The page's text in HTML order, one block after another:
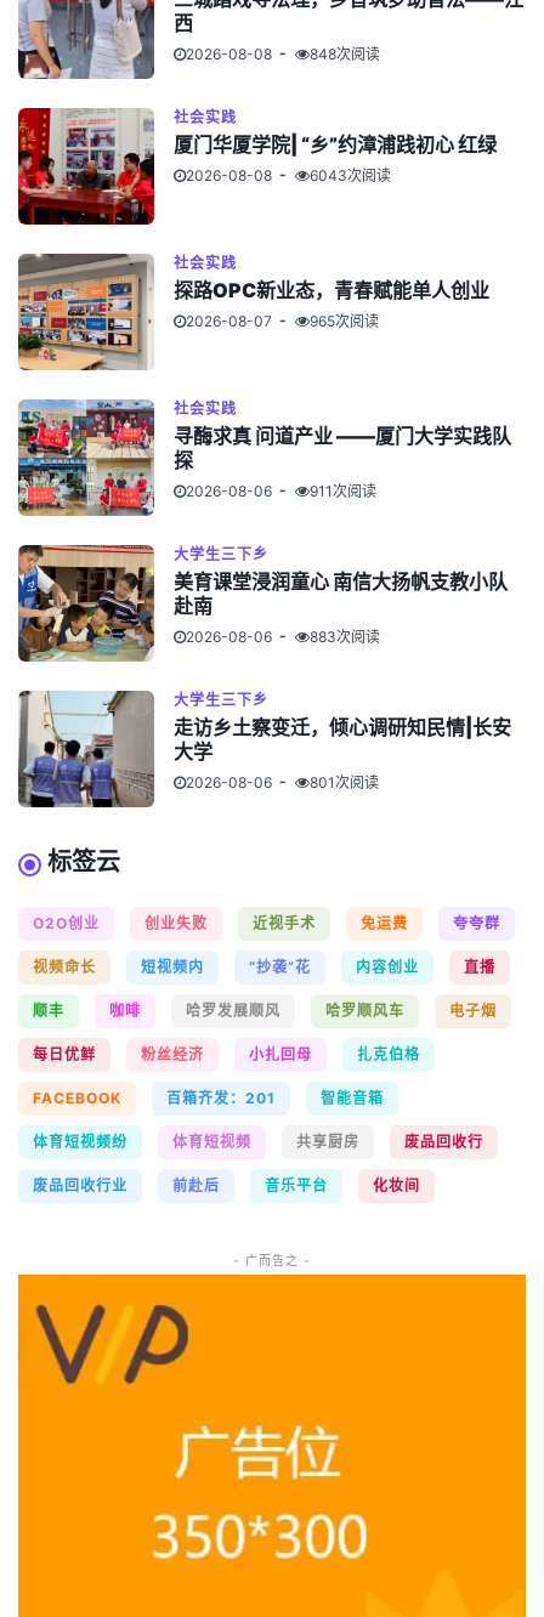
西
2026-08-08 848次阅读
社会实践
厦门华厦学院| “乡”约漳浦践初心 红绿
2026-08-08 6043次阅读
社会实践
探路OPC新业态，青春赋能单人创业
2026-08-07 965次阅读
社会实践
寻酶求真 问道产业 ——厦门大学实践队
探
2026-08-06 911次阅读
大学生三下乡
美育课堂浸润童心 南信大扬帆支教小队
赴南
2026-08-06 883次阅读
大学生三下乡
走访乡土察变迁，倾心调研知民情|长安
大学
2026-08-06 801次阅读
标签云
O2O创业 创业失败 近视手术 免运费 夸夸群
视频命长 短视频内 “抄袭”花 内容创业 直播
顺丰 咖啡 哈罗发展顺风 哈罗顺风车 电子烟
每日优鲜 粉丝经济 小扎回母 扎克伯格
FACEBOOK 百箱齐发：201 智能音箱
体育短视频纷 体育短视频 共享厨房 废品回收行
废品回收行业 前赴后 音乐平台 化妆间
- 广而告之 -